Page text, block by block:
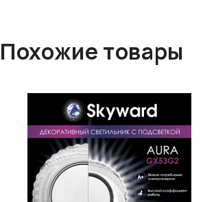
Похожие товары